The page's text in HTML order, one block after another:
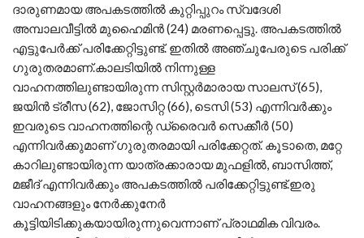
ദാരുണമായ അപകടത്തിൽ കുറ്റിപ്പുറം സ്വദേശി
അമ്പാലവീട്ടിൽ മുഹൈമിൻ (24) മരണപ്പെട്ടു. അപകടത്തിൽ
എട്ടുപേർക്ക് പരിക്കേറ്റിട്ടുണ്ട്. ഇതിൽ അഞ്ചുപേരുടെ പരിക്ക്
ഗുരുതരമാണ്.​കാലടിയിൽ നിന്നുള്ള
വാഹനത്തിലുണ്ടായിരുന്ന സിസ്റ്റർമാരായ സാലസ് (65),
ജയിൻ ട്രീസ (62), ജോസിറ്റ (66), ടെസ‌ി (53) എന്നിവർക്കും
ഇവരുടെ വാഹനത്തിന്റെ ഡ്രൈവർ സെക്കീർ (50)
എന്നിവർക്കുമാണ് ഗുരുതരമായി പരിക്കേറ്റത്. കൂടാതെ, മറ്റേ
കാറിലുണ്ടായിരുന്ന യാത്രക്കാരായ മുഫളിൽ, ബാസിത്ത്,
മജീദ് എന്നിവർക്കും അപകടത്തിൽ പരിക്കേറ്റിട്ടുണ്ട്.​ഇരു
വാഹനങ്ങളും നേർക്കുനേർ
കൂട്ടിയിടിക്കുകയായിരുന്നുവെന്നാണ് പ്രാഥമിക വിവരം.